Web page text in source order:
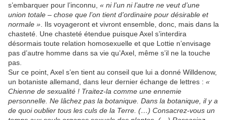
s’embarquer pour l’inconnu, « ni l’un ni l’autre ne veut d’une
union totale – chose que l’on tient d’ordinaire pour désirable et
normale » . Ils voyageront et vivront ensemble, donc, mais dans la
chasteté. Une chasteté étendue puisque Axel s’interdira
désormais toute relation homosexuelle et que Lottie n’envisage
pas d’autre homme dans sa vie qu’Axel, même s’il ne la touche
pas.
Sur ce point, Axel s’en tient au conseil que lui a donné Willdenow,
un botaniste allemand, dans leur dernier échange de lettres : «
Chienne de sexualité ! Traitez-la comme une ennemie
personnelle. Ne lâchez pas la botanique. Dans la botanique, il y a
de quoi oublier tous les culs de la Terre. (…) Consacrez-vous un